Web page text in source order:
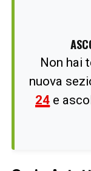
Non hai
nuova
24 e